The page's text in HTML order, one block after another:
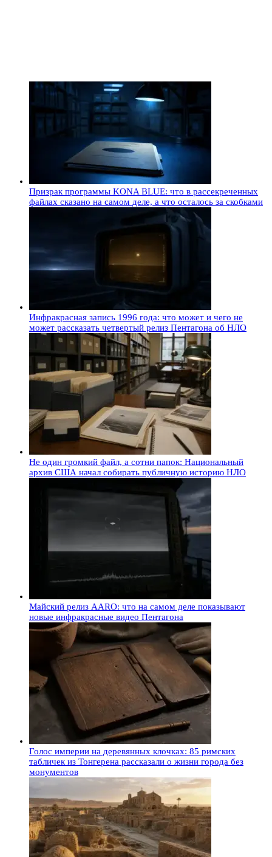
Призрак программы KONA BLUE: что в рассекреченных
файлах сказано на самом деле, а что осталось за скобками
Инфракрасная запись 1996 года: что может и чего не
может рассказать четвертый релиз Пентагона об НЛО
Не один громкий файл, а сотни папок: Национальный
архив США начал собирать публичную историю НЛО
Майский релиз AARO: что на самом деле показывают
новые инфракрасные видео Пентагона
Голос империи на деревянных клочках: 85 римских
табличек из Тонгерена рассказали о жизни города без
монументов